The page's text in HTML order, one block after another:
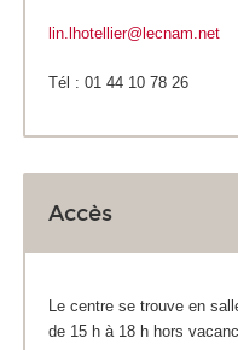
lin.lhotellier@lecnam.net
Tél : 01 44 10 78 26
Accès
Le centre se trouve en
de 15 h à 18 h hors